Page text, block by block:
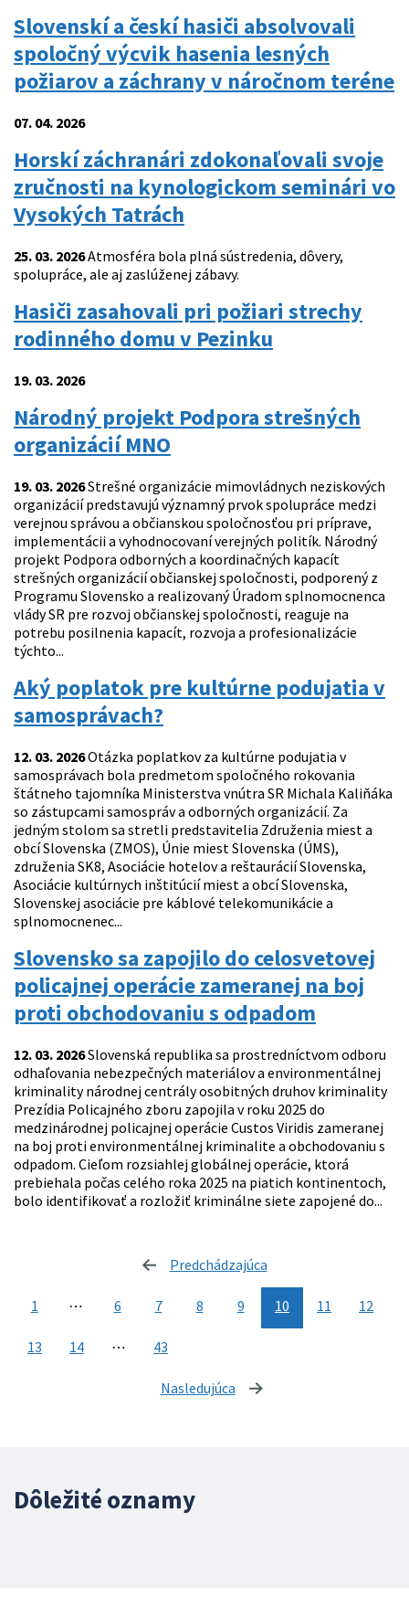
Slovenskí a českí hasiči absolvovali
spoločný výcvik hasenia lesných
požiarov a záchrany v náročnom teréne
07. 04. 2026
Horskí záchranári zdokonaľovali svoje
zručnosti na kynologickom seminári vo
Vysokých Tatrách
25. 03. 2026Atmosféra bola plná sústredenia, dôvery,
spolupráce, ale aj zaslúženej zábavy.
Hasiči zasahovali pri požiari strechy
rodinného domu v Pezinku
19. 03. 2026
Národný projekt Podpora strešných
organizácií MNO
19. 03. 2026Strešné organizácie mimovládnych neziskových
organizácií predstavujú významný prvok spolupráce medzi
verejnou správou a občianskou spoločnosťou pri príprave,
implementácii a vyhodnocovaní verejných politík. Národný
projekt Podpora odborných a koordinačných kapacít
strešných organizácií občianskej spoločnosti, podporený z
Programu Slovensko a realizovaný Úradom splnomocnenca
vlády SR pre rozvoj občianskej spoločnosti, reaguje na
potrebu posilnenia kapacít, rozvoja a profesionalizácie
týchto...
Aký poplatok pre kultúrne podujatia v
samosprávach?
12. 03. 2026Otázka poplatkov za kultúrne podujatia v
samosprávach bola predmetom spoločného rokovania
štátneho tajomníka Ministerstva vnútra SR Michala Kaliňáka
so zástupcami samospráv a odborných organizácií. Za
jedným stolom sa stretli predstavitelia Združenia miest a
obcí Slovenska (ZMOS), Únie miest Slovenska (ÚMS),
združenia SK8, Asociácie hotelov a reštaurácií Slovenska,
Asociácie kultúrnych inštitúcií miest a obcí Slovenska,
Slovenskej asociácie pre káblové telekomunikácie a
splnomocnenec...
Slovensko sa zapojilo do celosvetovej
policajnej operácie zameranej na boj
proti obchodovaniu s odpadom
12. 03. 2026Slovenská republika sa prostredníctvom odboru
odhaľovania nebezpečných materiálov a environmentálnej
kriminality národnej centrály osobitných druhov kriminality
Prezídia Policajného zboru zapojila v roku 2025 do
medzinárodnej policajnej operácie Custos Viridis zameranej
na boj proti environmentálnej kriminalite a obchodovaniu s
odpadom. Cieľom rozsiahlej globálnej operácie, ktorá
prebiehala počas celého roka 2025 na piatich kontinentoch,
bolo identifikovať a rozložiť kriminálne siete zapojené do...
Predchádzajúca
1 ⋯ 6 7 8 9 10 11 12
13 14 ⋯ 43
Nasledujúca stránka
Dôležité oznamy